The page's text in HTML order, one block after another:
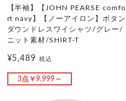
【半袖】【JOHN PEARSE comfo
rt navy】【ノーアイロン】ボタン
ダウンドレスワイシャツ/グレー/
ニット素材/SHIRT-T
¥5,489税込
3点￥9,999～